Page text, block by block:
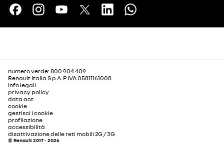
numero verde: 800 904 409
Renault Italia S.p.A. P.IVA 05811161008
info legali
privacy policy
data act
cookie
gestisci i cookie
profilazione
accessibilità
disattivazione delle reti mobili 2G / 3G
© Renault 2017 - 2026